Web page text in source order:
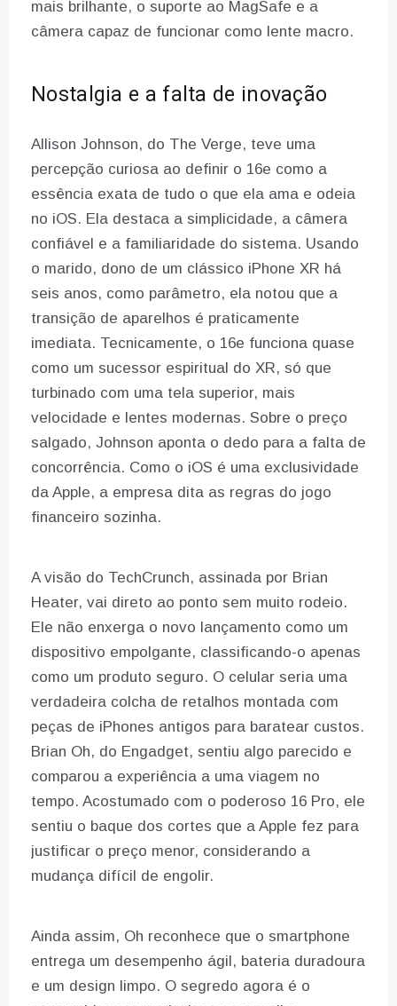
mais brilhante, o suporte ao MagSafe e a
câmera capaz de funcionar como lente macro.
Nostalgia e a falta de inovação
Allison Johnson, do The Verge, teve uma
percepção curiosa ao definir o 16e como a
essência exata de tudo o que ela ama e odeia
no iOS. Ela destaca a simplicidade, a câmera
confiável e a familiaridade do sistema. Usando
o marido, dono de um clássico iPhone XR há
seis anos, como parâmetro, ela notou que a
transição de aparelhos é praticamente
imediata. Tecnicamente, o 16e funciona quase
como um sucessor espiritual do XR, só que
turbinado com uma tela superior, mais
velocidade e lentes modernas. Sobre o preço
salgado, Johnson aponta o dedo para a falta de
concorrência. Como o iOS é uma exclusividade
da Apple, a empresa dita as regras do jogo
financeiro sozinha.
A visão do TechCrunch, assinada por Brian
Heater, vai direto ao ponto sem muito rodeio.
Ele não enxerga o novo lançamento como um
dispositivo empolgante, classificando-o apenas
como um produto seguro. O celular seria uma
verdadeira colcha de retalhos montada com
peças de iPhones antigos para baratear custos.
Brian Oh, do Engadget, sentiu algo parecido e
comparou a experiência a uma viagem no
tempo. Acostumado com o poderoso 16 Pro, ele
sentiu o baque dos cortes que a Apple fez para
justificar o preço menor, considerando a
mudança difícil de engolir.
Ainda assim, Oh reconhece que o smartphone
entrega um desempenho ágil, bateria duradoura
e um design limpo. O segredo agora é o